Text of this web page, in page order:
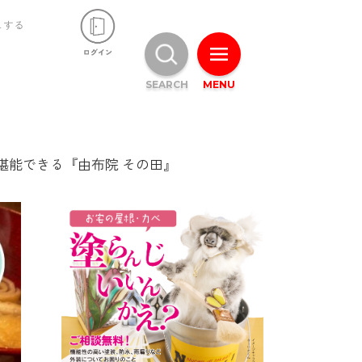
る
できる『由布院 その田』
MENU
SEARCH